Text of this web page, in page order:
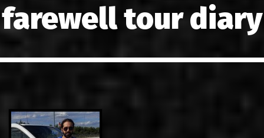
GALLERY
LINKS
farewell tour diary